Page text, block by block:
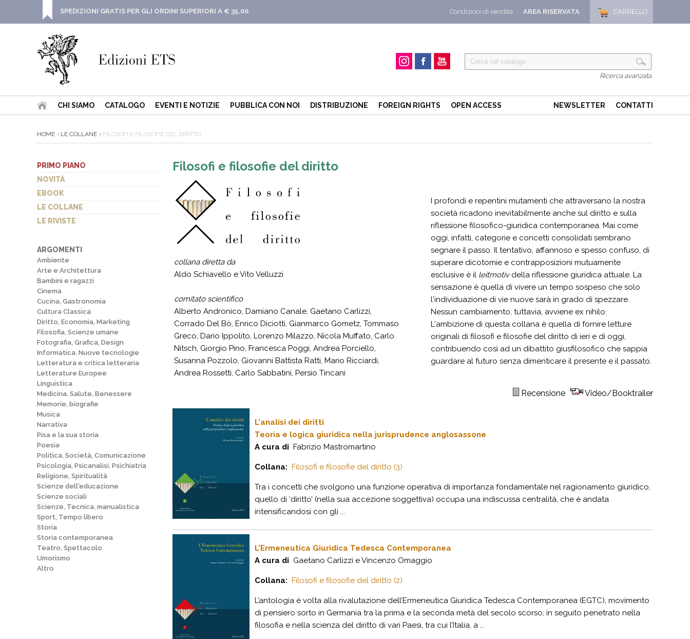
CARRELLO
AREA RISERVATA
Condizioni di vendita
SPEDIZIONI GRATIS PER GLI ORDINI SUPERIORI A € 35,00
Ricerca avanzata
CHI SIAMO CATALOGO EVENTI E NOTIZIE PUBBLICA CON NOI DISTRIBUZIONE FOREIGN RIGHTS OPEN ACCESS NEWSLETTER CONTATTI
HOME LE COLLANE FILOSOFI E FILOSOFIE DEL DIRITTO
PRIMO PIANO
NOVITÀ
EBOOK
LE COLLANE
LE RIVISTE
ARGOMENTI
Ambiente
Arte e Architettura
Bambini e ragazzi
Cinema
Cucina, Gastronomia
Cultura Classica
Diritto, Economia, Marketing
Filosofia, Scienze umane
Fotografia, Grafica, Design
Informatica, Nuove tecnologie
Letteratura e critica letteraria
Letterature Europee
Linguistica
Medicina, Salute, Benessere
Memorie, biografie
Musica
Narrativa
Pisa e la sua storia
Poesia
Politica, Società, Comunicazione
Psicologia, Psicanalisi, Psichiatria
Religione, Spiritualità
Scienze dell'educazione
Scienze sociali
Scienze, Tecnica, manualistica
Sport, Tempo libero
Storia
Storia contemporanea
Teatro, Spettacolo
Umorismo
Altro
Filosofi e filosofie del diritto
collana diretta da
Aldo Schiavello e Vito Velluzzi
comitato scientifico
Alberto Andronico, Damiano Canale, Gaetano Carlizzi,
Corrado Del Bò, Enrico Diciotti, Gianmarco Gometz, Tommaso
Greco, Dario Ippolito, Lorenzo Milazzo, Nicola Muffato, Carlo
Nitsch, Giorgio Pino, Francesca Poggi, Andrea Porciello,
Susanna Pozzolo, Giovanni Battista Ratti, Mario Ricciardi,
Andrea Rossetti, Carlo Sabbatini, Persio Tincani
I profondi e repentini mutamenti che attraversano la nostra
società ricadono inevitabilmente anche sul diritto e sulla
riflessione filosofico-giuridica contemporanea. Mai come
oggi, infatti, categorie e concetti consolidati sembrano
segnare il passo. Il tentativo, affannoso e spesso confuso, di
superare dicotomie e contrapposizioni mutuamente
esclusive è il leitmotivdella riflessione giuridica attuale. La
sensazione è quella di vivere un tempo sospeso che solo
l'individuazione di vie nuove sarà in grado di spezzare.
Nessun cambiamento, tuttavia, avviene ex nihilo.
L'ambizione di questa collana è quella di fornire letture
originali di filosofi e filosofie del diritto di ieri e di oggi,
contribuendo così ad un dibattito giusfilosofico che sappia
guardare al futuro senza dimenticare il presente e il passato.
Recensione Video/Booktrailer
L'analisi dei diritti
Teoria e logica giuridica nella jurisprudence anglosassone
A cura di Fabrizio Mastromartino
Collana: Filosofi e filosofie del diritto (3)
Tra i concetti che svolgono una funzione operativa di importanza fondamentale nel ragionamento giuridico,
quello di ‘diritto’ (nella sua accezione soggettiva) occupa una indiscussa centralità, che è andata
intensificandosi con gli ...
L’Ermeneutica Giuridica Tedesca Contemporanea
A cura di Gaetano Carlizzi e Vincenzo Omaggio
Collana: Filosofi e filosofie del diritto (2)
L’antologia è volta alla rivalutazione dell’Ermeneutica Giuridica Tedesca Contemporanea (EGTC), movimento
di pensiero sorto in Germania tra la prima e la seconda metà del secolo scorso, in seguito penetrato nella
filosofia e nella scienza del diritto di vari Paesi, tra cui l’Italia, a ...